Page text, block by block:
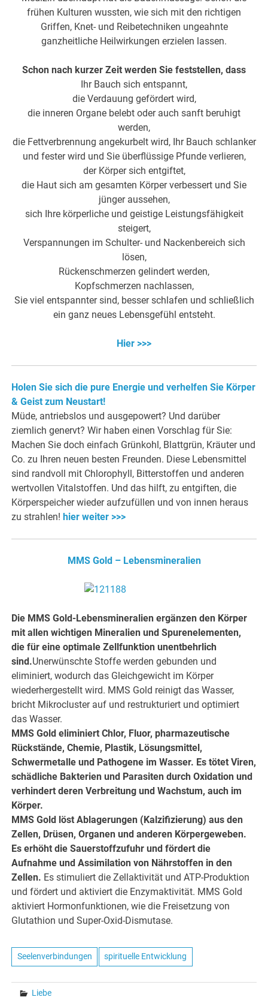
frühen Kulturen wussten, wie sich mit den richtigen
Griffen, Knet- und Reibetechniken ungeahnte
ganzheitliche Heilwirkungen erzielen lassen.
Schon nach kurzer Zeit werden Sie feststellen, dass
Ihr Bauch sich entspannt,
die Verdauung gefördert wird,
die inneren Organe belebt oder auch sanft beruhigt
werden,
die Fettverbrennung angekurbelt wird, Ihr Bauch schlanker
und fester wird und Sie überflüssige Pfunde verlieren,
der Körper sich entgiftet,
die Haut sich am gesamten Körper verbessert und Sie
jünger aussehen,
sich Ihre körperliche und geistige Leistungsfähigkeit
steigert,
Verspannungen im Schulter- und Nackenbereich sich
lösen,
Rückenschmerzen gelindert werden,
Kopfschmerzen nachlassen,
Sie viel entspannter sind, besser schlafen und schließlich
ein ganz neues Lebensgefühl entsteht.
Hier >>>
Holen Sie sich die pure Energie und verhelfen Sie Körper
& Geist zum Neustart!
Müde, antriebslos und ausgepowert? Und darüber
ziemlich genervt? Wir haben einen Vorschlag für Sie:
Machen Sie doch einfach Grünkohl, Blattgrün, Kräuter und
Co. zu Ihren neuen besten Freunden. Diese Lebensmittel
sind randvoll mit Chlorophyll, Bitterstoffen und anderen
wertvollen Vitalstoffen. Und das hilft, zu entgiften, die
Körperspeicher wieder aufzufüllen und von innen heraus
zu strahlen! hier weiter >>>
MMS Gold – Lebensmineralien
Die MMS Gold-Lebensmineralien ergänzen den Körper
mit allen wichtigen Mineralien und Spurenelementen,
die für eine optimale Zellfunktion unentbehrlich
sind.Unerwünschte Stoffe werden gebunden und
eliminiert, wodurch das Gleichgewicht im Körper
wiederhergestellt wird. MMS Gold reinigt das Wasser,
bricht Mikrocluster auf und restrukturiert und optimiert
das Wasser.
MMS Gold eliminiert Chlor, Fluor, pharmazeutische
Rückstände, Chemie, Plastik, Lösungsmittel,
Schwermetalle und Pathogene im Wasser. Es tötet Viren,
schädliche Bakterien und Parasiten durch Oxidation und
verhindert deren Verbreitung und Wachstum, auch im
Körper.
MMS Gold löst Ablagerungen (Kalzifizierung) aus den
Zellen, Drüsen, Organen und anderen Körpergeweben.
Es erhöht die Sauerstoffzufuhr und fördert die
Aufnahme und Assimilation von Nährstoffen in den
Zellen. Es stimuliert die Zellaktivität und ATP-Produktion
und fördert und aktiviert die Enzymaktivität. MMS Gold
aktiviert Hormonfunktionen, wie die Freisetzung von
Glutathion und Super-Oxid-Dismutase.
Seelenverbindungen spirituelle Entwicklung
Liebe